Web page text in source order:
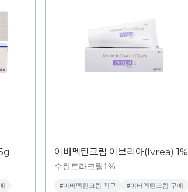
이버멕틴크림 이브리아(Ivrea) 1%
수란트라크림1%
#이버멕틴크림 직구 #이버멕틴크림 구매